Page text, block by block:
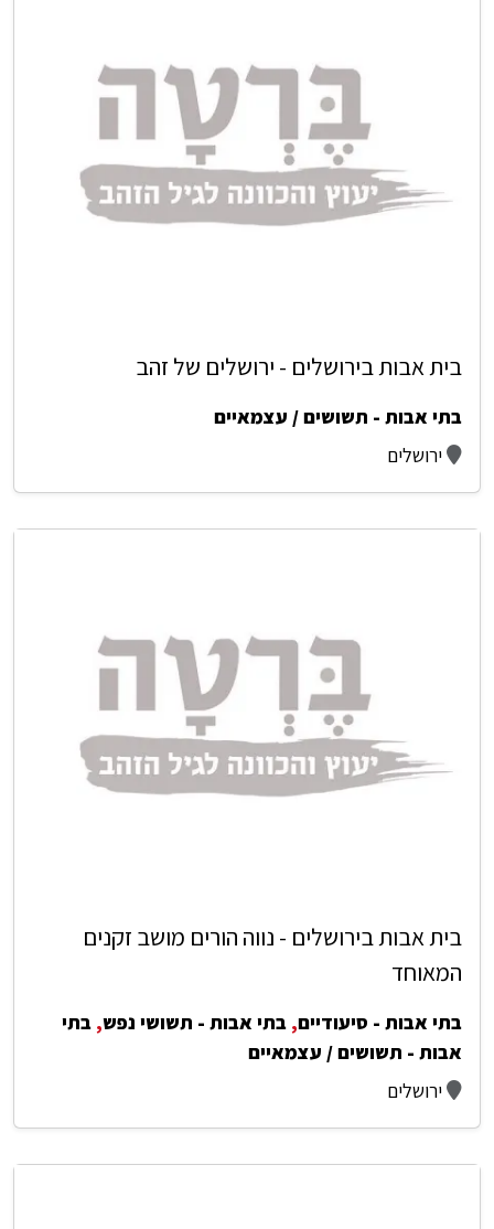
בית אבות בירושלים - ירושלים של זהב
בתי אבות - תשושים / עצמאיים
ירושלים
בית אבות בירושלים - נווה הורים מושב זקנים
המאוחד
בתי אבות - סיעודיים, בתי אבות - תשושי נפש, בתי
אבות - תשושים / עצמאיים
ירושלים